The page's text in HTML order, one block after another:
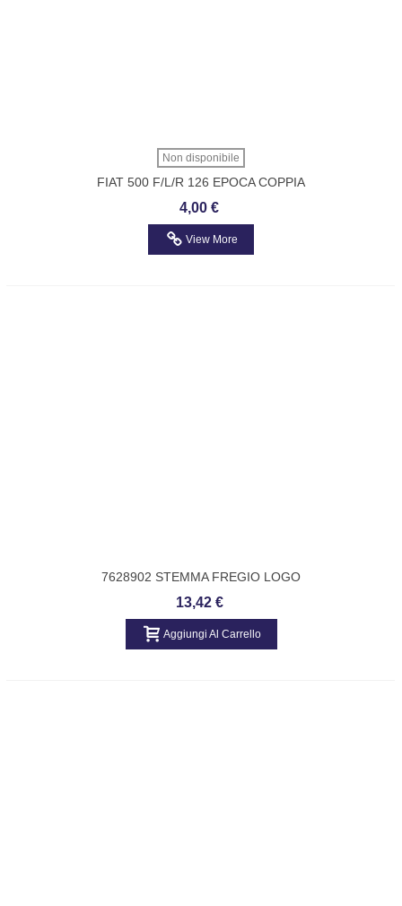
Non disponibile
FIAT 500 F/L/R 126 EPOCA COPPIA
STAFFE IN METALLO PORTATARGA PER
4,00 €
View More
7628902 STEMMA FREGIO LOGO
TARGHETTA SCRITTA "126 BIS
13,42 €
Aggiungi Al Carrello